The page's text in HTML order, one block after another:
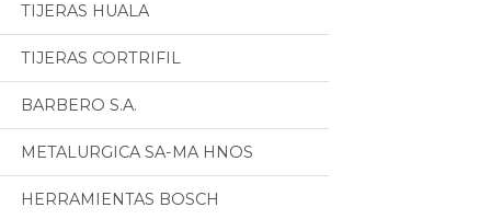
TIJERAS HUALA
TIJERAS CORTRIFIL
BARBERO S.A.
METALURGICA SA-MA HNOS
HERRAMIENTAS BOSCH